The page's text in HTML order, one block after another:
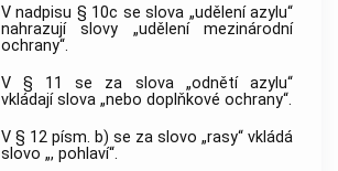
V nadpisu § 10c se slova „udělení azylu“
nahrazují slovy „udělení mezinárodní
ochrany“.
V § 11 se za slova „odnětí azylu“
vkládají slova „nebo doplňkové ochrany“.
V § 12 písm. b) se za slovo „rasy“ vkládá
slovo „, pohlaví“.